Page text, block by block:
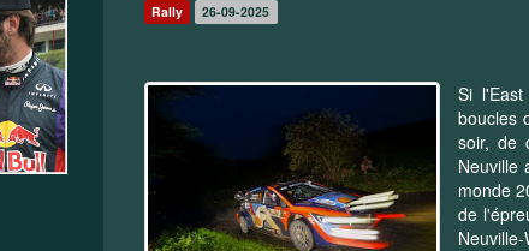
Rally 26-09-2025
Si
boucles
soir, de
Neuville
monde
de